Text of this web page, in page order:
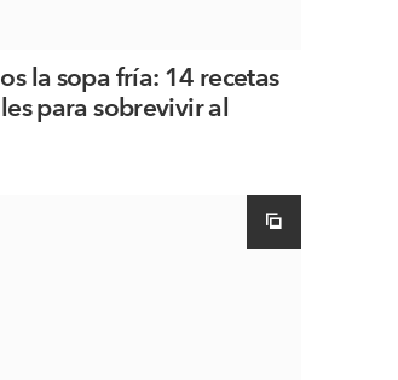
la sopa fría: 14 recetas
para sobrevivir al